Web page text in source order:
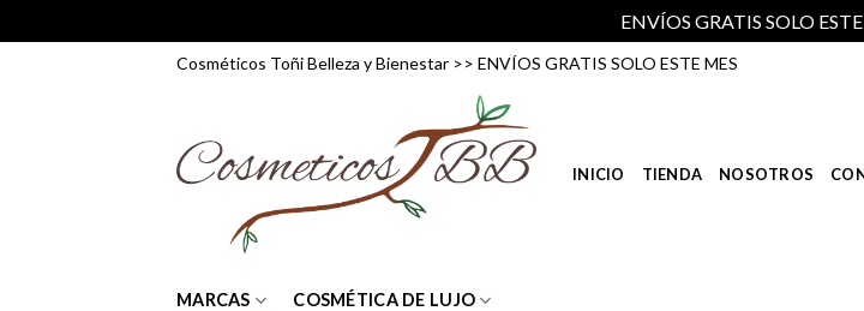
ENVÍOS GRATIS SOLO
Cosméticos Toñi Belleza y Bienestar >> ENVÍOS GRATIS SOLO ESTE MES
INICIO TIENDA NOSOTROS
MARCAS COSMÉTICA DE LUJO